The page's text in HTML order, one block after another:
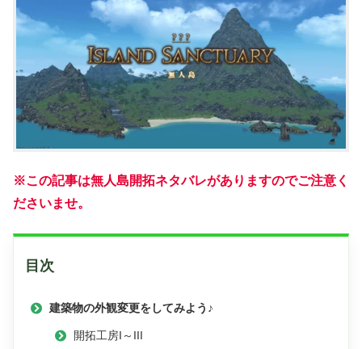
※この記事は無人島開拓ネタバレがありますのでご注意く
ださいませ。
目次
建築物の外観変更をしてみよう♪
開拓工房I～III